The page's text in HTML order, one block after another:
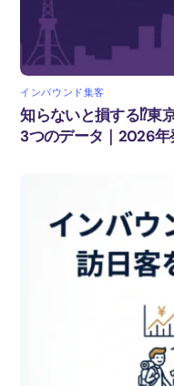
インバウンド集客
知らないと損する⁉東
3つのデータ｜2026年